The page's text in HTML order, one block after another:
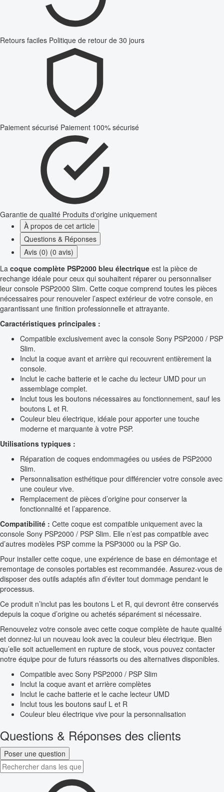
Retours faciles Politique de retour de 30 jours
Paiement sécurisé Paiement 100% sécurisé
Garantie de qualité Produits d'origine uniquement
À propos de cet article
Questions & Réponses
Avis (0) (0 avis)
La coque complète PSP2000 bleu électrique est la pièce de
rechange idéale pour ceux qui souhaitent réparer ou personnaliser
leur console PSP2000 Slim. Cette coque comprend toutes les pièces
nécessaires pour renouveler l’aspect extérieur de votre console, en
garantissant une finition professionnelle et attrayante.
Caractéristiques principales :
Compatible exclusivement avec la console Sony PSP2000 / PSP
Slim.
Inclut la coque avant et arrière qui recouvrent entièrement la
console.
Inclut le cache batterie et le cache du lecteur UMD pour un
assemblage complet.
Inclut tous les boutons nécessaires au fonctionnement, sauf les
boutons L et R.
Couleur bleu électrique, idéale pour apporter une touche
moderne et marquante à votre PSP.
Utilisations typiques :
Réparation de coques endommagées ou usées de PSP2000
Slim.
Personnalisation esthétique pour différencier votre console avec
une couleur vive.
Remplacement de pièces d’origine pour conserver la
fonctionnalité et l’apparence.
Compatibilité : Cette coque est compatible uniquement avec la
console Sony PSP2000 / PSP Slim. Elle n’est pas compatible avec
d’autres modèles PSP comme la PSP3000 ou la PSP Go.
Pour installer cette coque, une expérience de base en démontage et
remontage de consoles portables est recommandée. Assurez-vous de
disposer des outils adaptés afin d’éviter tout dommage pendant le
processus.
Ce produit n’inclut pas les boutons L et R, qui devront être conservés
depuis la coque d’origine ou achetés séparément si nécessaire.
Renouvelez votre console avec cette coque complète de haute qualité
et donnez-lui un nouveau look avec la couleur bleu électrique. Bien
qu’elle soit actuellement en rupture de stock, vous pouvez contacter
notre équipe pour de futurs réassorts ou des alternatives disponibles.
Compatible avec Sony PSP2000 / PSP Slim
Inclut la coque avant et arrière complètes
Inclut le cache batterie et le cache lecteur UMD
Inclut tous les boutons sauf L et R
Couleur bleu électrique vive pour la personnalisation
Questions & Réponses des clients
Poser une question